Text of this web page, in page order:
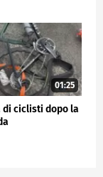
01:25
di ciclisti dopo la